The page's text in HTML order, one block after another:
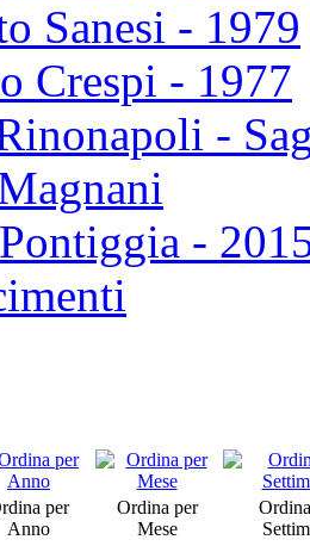
Sanesi - 1979
Crespi - 1977
-
-
per
Anno
Ordina per
Mese